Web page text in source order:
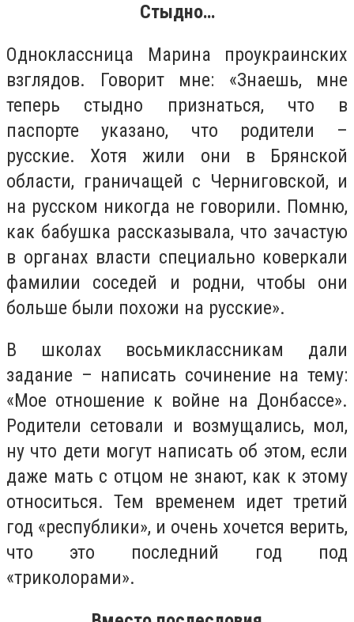
Стыдно…
Одноклассница Марина проукраинских
взглядов. Говорит мне: «Знаешь, мне
теперь стыдно признаться, что в
паспорте указано, что родители –
русские. Хотя жили они в Брянской
области, граничащей с Черниговской, и
на русском никогда не говорили. Помню,
как бабушка рассказывала, что зачастую
в органах власти специально коверкали
фамилии соседей и родни, чтобы они
больше были похожи на русские».
В школах восьмиклассникам дали
задание – написать сочинение на тему:
«Мое отношение к войне на Донбассе».
Родители сетовали и возмущались, мол,
ну что дети могут написать об этом, если
даже мать с отцом не знают, как к этому
относиться. Тем временем идет третий
год «республики», и очень хочется верить,
что это последний год под
«триколорами».